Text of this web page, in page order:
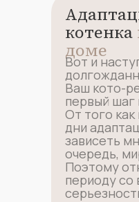
котенка
доме
Вот и
Ваш кото-
первый
От того
дни
зависеть
очередь,
Поэтому
периоду со